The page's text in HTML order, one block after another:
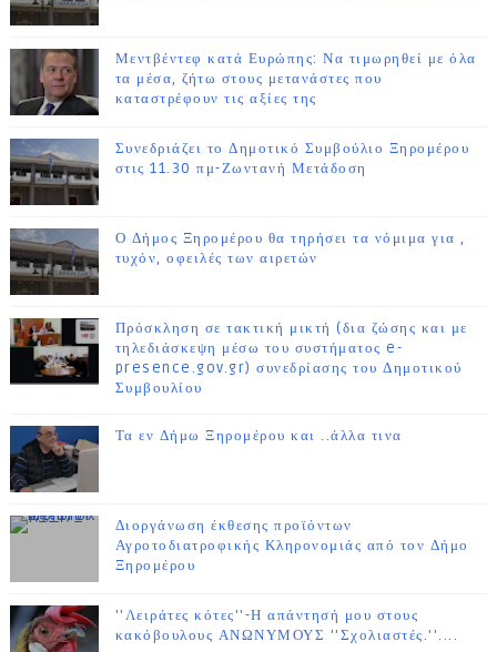
Μεντβέντεφ κατά Ευρώπης: Να τιμωρηθεί με όλα
τα μέσα, ζήτω στους μετανάστες που
καταστρέφουν τις αξίες της
Συνεδριάζει το Δημοτικό Συμβούλιο Ξηρομέρου
στις 11.30 πμ-Ζωντανή Μετάδοση
Ο Δήμος Ξηρομέρου θα τηρήσει τα νόμιμα για ,
τυχόν, οφειλές των αιρετών
Πρόσκληση σε τακτική μικτή (δια ζώσης και με
τηλεδιάσκεψη μέσω του συστήματος e-
presence.gov.gr) συνεδρίασης του Δημοτικού
Συμβουλίου
Τα εν Δήμω Ξηρομέρου και ..άλλα τινα
Διοργάνωση έκθεσης προϊόντων
Αγροτοδιατροφικής Κληρονομιάς από τον Δήμο
Ξηρομέρου
''Λειράτες κότες''-Η απάντησή μου στους
κακόβουλους ΑΝΩΝΥΜΟΥΣ ''Σχολιαστές.''....